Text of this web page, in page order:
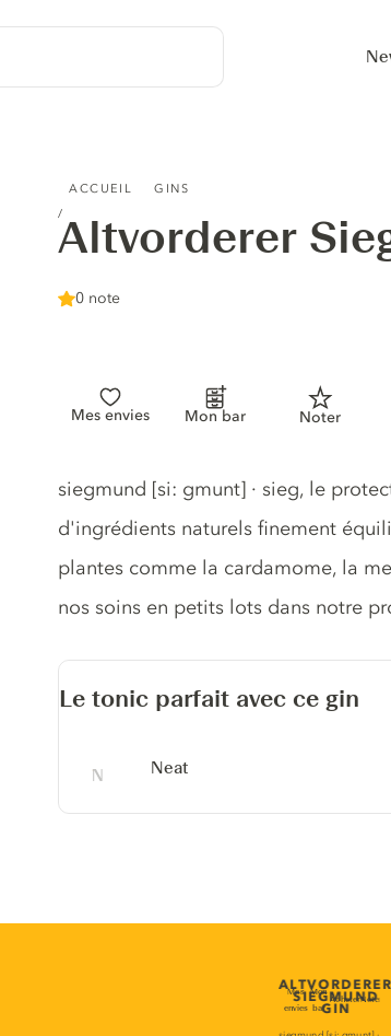
ACCUEIL GINS
Altvorderer
0 note
Mes envies Mon bar Noter
Description du gin
siegmund [si: gmunt] · sieg, le
d'ingrédients naturels finement
plantes comme la cardamome, la
nos soins en petits lots dans notre
Le tonic parfait avec ce gin
Neat